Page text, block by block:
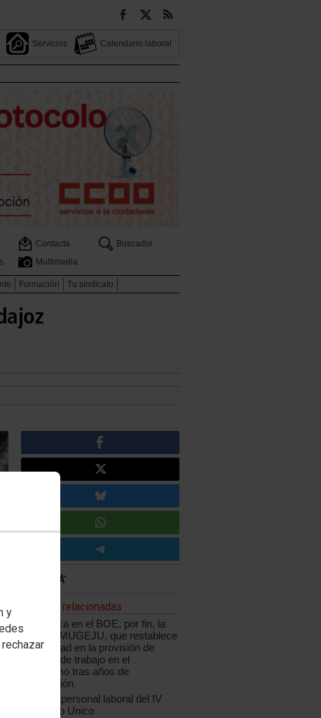
y
Servicios Calendario laboral
Contacta
Buscador
Multimedia
Formación Tu sindicato
Noticias relacionadas
Se publica en el BOE, por fin, la
RPT de MUGEJU, que restablece
la legalidad en la provisión de
puestos de trabajo en el
organismo tras años de
vulneración
RPT del personal laboral del IV
Convenio Unico